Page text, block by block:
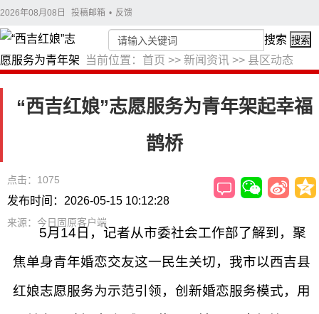
2026年08月08日 投稿邮箱 • 反馈
当前位置： 首页 >> 新闻资讯 >> 县区动态
搜索 搜索
“西吉红娘”志愿服务为青年架起幸福
鹊桥
点击：1075
发布时间：2026-05-15 10:12:28
来源：今日固原客户端
5月14日，记者从市委社会工作部了解到，聚
焦单身青年婚恋交友这一民生关切，我市以西吉县
红娘志愿服务为示范引领，创新婚恋服务模式，用